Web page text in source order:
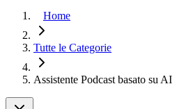
Home
Tutte le Categorie
Assistente Podcast basato su AI